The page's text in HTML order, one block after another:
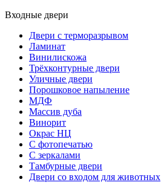
Входные двери
Двери с терморазрывом
Ламинат
Винилискожа
Трёхконтурные двери
Уличные двери
Порошковое напыление
МДФ
Массив дуба
Винорит
Окрас НЦ
С фотопечатью
С зеркалами
Тамбурные двери
Двери со входом для животных